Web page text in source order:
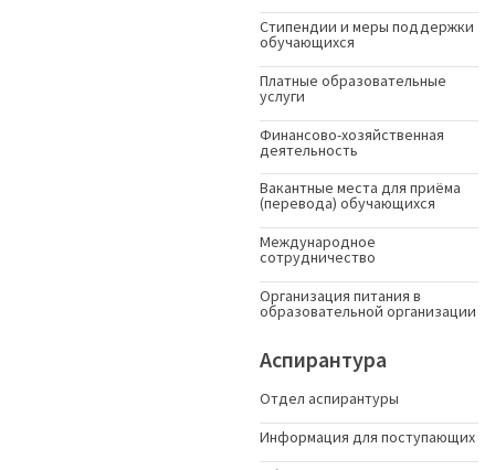
Стипендии и меры поддержки
обучающихся
Платные образовательные
услуги
Финансово-хозяйственная
деятельность
Вакантные места для приёма
(перевода) обучающихся
Международное
сотрудничество
Организация питания в
образовательной организации
Аспирантура
Отдел аспирантуры
Информация для поступающих